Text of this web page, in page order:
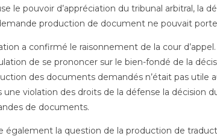
le pouvoir d’appréciation du tribunal arbitral, la
production de document ne pouvait
a confirmé le raisonnement de la cour
de se prononcer sur le bien-fondé de la
des documents demandés n’était pas utile
violation des droits de la défense la décision
de documents.
également la question de la production de